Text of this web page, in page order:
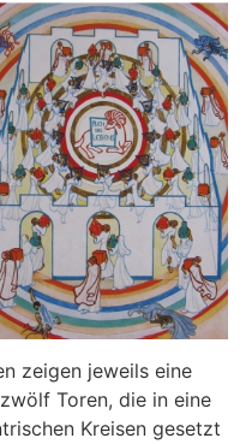
zeigen jeweils eine
Toren, die in eine
Kreisen gesetzt